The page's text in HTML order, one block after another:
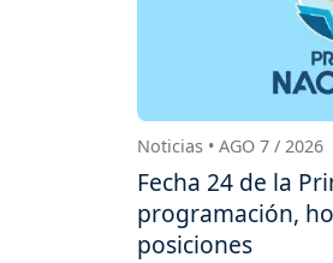
Noticias • AGO 7 / 2026
Fecha 24 de la
programación,
posiciones